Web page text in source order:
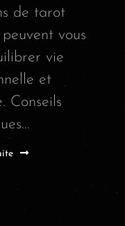
de tarot
vous
vie
et
Conseils